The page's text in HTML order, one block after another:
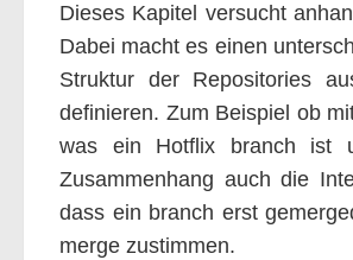
Dieses Kapitel versucht
Dabei macht es einen
Struktur der Repositories
definieren. Zum Beispiel ob
was ein Hotflix branch ist
Zusammenhang auch die
dass ein branch erst
merge zustimmen.